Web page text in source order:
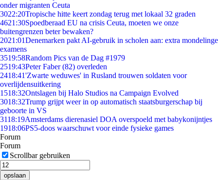
onder migranten Ceuta
3022:20Tropische hitte keert zondag terug met lokaal 32 graden
4621:30Spoedberaad EU na crisis Ceuta, moeten we onze
buitengrenzen beter bewaken?
2021:01Denemarken pakt AI-gebruik in scholen aan: extra mondelinge
examens
3519:58Random Pics van de Dag #1979
2519:43Peter Faber (82) overleden
2418:41'Zwarte weduwes' in Rusland trouwen soldaten voor
overlijdensuitkering
1518:32Ontslagen bij Halo Studios na Campaign Evolved
3018:32Trump grijpt weer in op automatisch staatsburgerschap bij
geboorte in VS
3118:19Amsterdams dierenasiel DOA overspoeld met babykonijntjes
1918:06PS5-doos waarschuwt voor einde fysieke games
Forum
Forum
Scrollbar gebruiken
opslaan